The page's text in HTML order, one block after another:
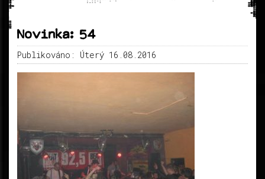
Novinka: 54
Publikováno: Úterý 16.08.2016